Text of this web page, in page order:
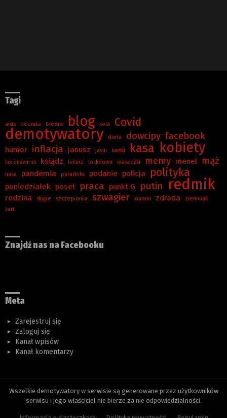
Tagi
aids beemka biedra blog cola Covid
demotywatory dieta dowcipy facebook
humor inflacja janusz jasiu kartki kasa kobiety
koronawirus ksiądz lekarz lockdown maseczki memy menel mąż
nasa pandemia paradoks podanie policja polityka
poniedziałek poseł praca punkt G putin redmik
rodzina skype szczepionka szwagier xiaomi zdrada
ziemniak
żart
Znajdź nas na Facebooku
Meta
Zarejestruj się
Zaloguj się
Kanał wpisów
Kanał komentarzy
Wszelkie demotywatory w serwisie są generowane przez użytkowników
serwisu i jego właściciel nie bierze za nie odpowiedzialności.